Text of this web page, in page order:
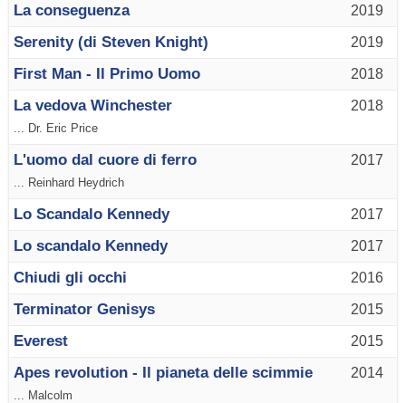
2019
La conseguenza
2019
Serenity (di Steven Knight)
2018
First Man - Il Primo Uomo
2018
La vedova Winchester
... Dr. Eric Price
2017
L'uomo dal cuore di ferro
... Reinhard Heydrich
2017
Lo Scandalo Kennedy
2017
Lo scandalo Kennedy
2016
Chiudi gli occhi
2015
Terminator Genisys
2015
Everest
2014
Apes revolution - Il pianeta delle scimmie
... Malcolm